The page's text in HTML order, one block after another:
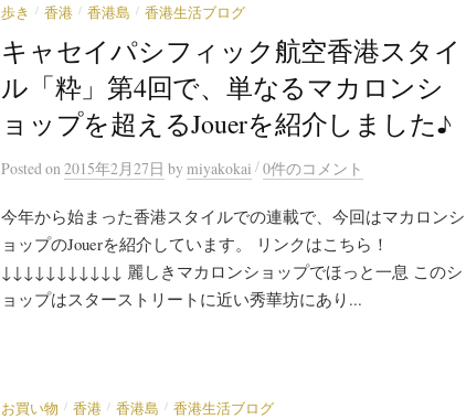
歩き / 香港 / 香港島 / 香港生活ブログ
キャセイパシフィック航空香港スタイ
ル「粋」第4回で、単なるマカロンシ
ョップを超えるJouerを紹介しました♪
Posted on 2015年2月27日 by miyakokai /0件のコメント
今年から始まった香港スタイルでの連載で、今回はマカロンシ
ョップのJouerを紹介しています。 リンクはこちら！
↓↓↓↓↓↓↓↓↓↓↓ 麗しきマカロンショップでほっと一息 このシ
ョップはスターストリートに近い秀華坊にあり...
お買い物 / 香港 / 香港島 / 香港生活ブログ